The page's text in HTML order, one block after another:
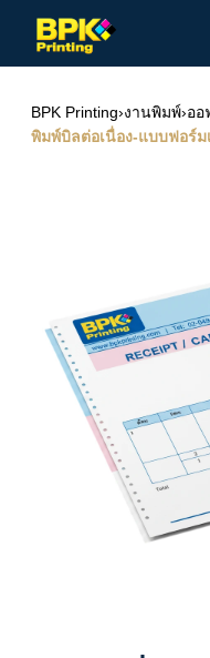
BPK Printing›งานพิมพ์›ออ
พิมพ์บิลต่อเนื่อง-แบบฟอร์